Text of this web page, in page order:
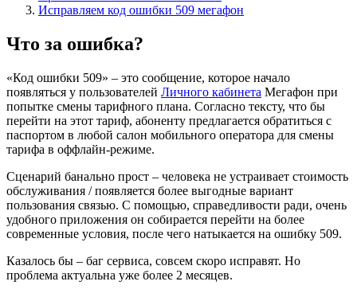
Исправляем код ошибки 509 мегафон
Что за ошибка?
«Код ошибки 509» – это сообщение, которое начало
появляться у пользователей Личного кабинета Мегафон при
попытке смены тарифного плана. Согласно тексту, что бы
перейти на этот тариф, абоненту предлагается обратиться с
паспортом в любой салон мобильного оператора для смены
тарифа в оффлайн-режиме.
Сценарий банально прост – человека не устраивает стоимость
обслуживания / появляется более выгодные вариант
пользования связью. С помощью, справедливости ради, очень
удобного приложения он собирается перейти на более
современные условия, после чего натыкается на ошибку 509.
Казалось бы – баг сервиса, совсем скоро исправят. Но
проблема актуальна уже более 2 месяцев.